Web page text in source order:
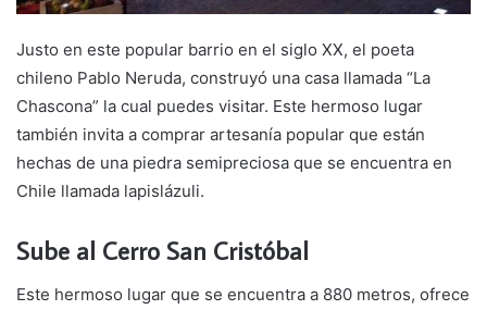
Justo en este popular barrio en el siglo XX, el poeta
chileno Pablo Neruda, construyó una casa llamada “La
Chascona” la cual puedes visitar. Este hermoso lugar
también invita a comprar artesanía popular que están
hechas de una piedra semipreciosa que se encuentra en
Chile llamada lapislázuli.
Sube al Cerro San Cristóbal
Este hermoso lugar que se encuentra a 880 metros, ofrece